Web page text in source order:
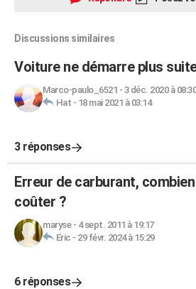
Discussions similaires
Voiture ne démarre plus
Marco-paulo_6521 - 3 déc. 2020 à 08:30
Hat - 18 mai 2021 à 03:14
3 réponses
Erreur de carburant,
coûter ?
maryse- 4 sept. 2011 à 19:17
Eric - 29 févr. 2024 à 15:29
6 réponses